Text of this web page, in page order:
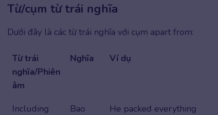
Từ/cụm từ trái nghĩa
Dưới đây là các từ trái nghĩa với cụm apart from:
Từ trái
nghĩa/Phiên
âm
Nghĩa Ví dụ
Including
Bao
He packed everything